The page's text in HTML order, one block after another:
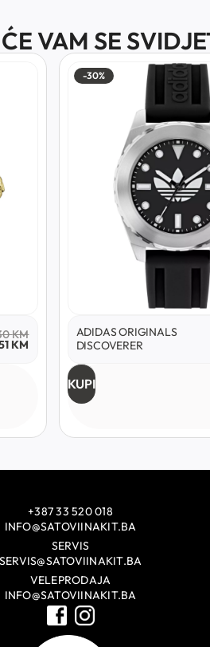
VAM SE
KM
KM
-30%
ADIDAS ORIGINALS
DISCOVERER
KUPI
+387 33 520 018
INFO@SATOVIINAKIT.BA
SERVIS
SERVIS@SATOVIINAKIT.BA
VELEPRODAJA
INFO@SATOVIINAKIT.BA